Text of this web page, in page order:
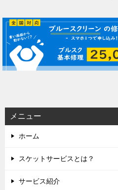
ナ
ビ
ゲ
ー
ンメニュー
ホーム
スケットサービスとは？
サービス紹介